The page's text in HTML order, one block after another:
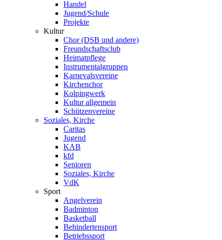
Handel
Jugend/Schule
Projekte
Kultur
Chor (DSB und andere)
Freundschaftsclub
Heimatpflege
Instrumentalgruppen
Karnevalsvereine
Kirchenchor
Kolpingwerk
Kultur allgemein
Schützenvereine
Soziales, Kirche
Caritas
Jugend
KAB
kfd
Senioren
Soziales, Kirche
VdK
Sport
Angelverein
Badminton
Basketball
Behindertensport
Betriebssport